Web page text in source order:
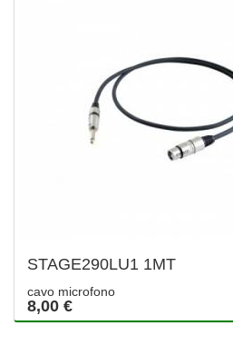
STAGE290LU1 1MT
cavo microfono
8,00 €